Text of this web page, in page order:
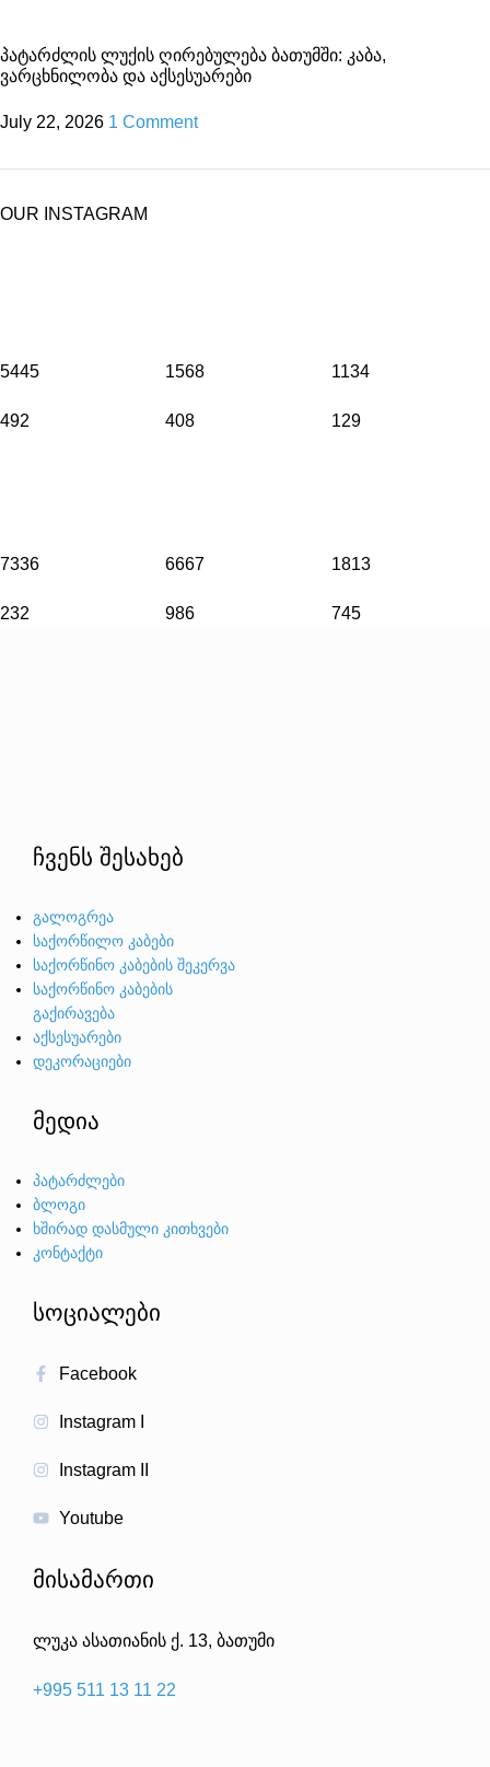
პატარძლის ლუქის ღირებულება ბათუმში: კაბა,
ვარცხნილობა და აქსესუარები
July 22, 2026 1 Comment
OUR INSTAGRAM
5445
492
1568
408
1134
129
7336
232
6667
986
1813
745
ჩვენს შესახებ
გალოგრეა
საქორწილო კაბები
საქორწინო კაბების შეკერვა
საქორწინო კაბების
გაქირავება
აქსესუარები
დეკორაციები
მედია
პატარძლები
ბლოგი
ხშირად დასმული კითხვები
კონტაქტი
სოციალები
Facebook
Instagram I
Instagram II
Youtube
მისამართი
ლუკა ასათიანის ქ. 13, ბათუმი
+995 511 13 11 22